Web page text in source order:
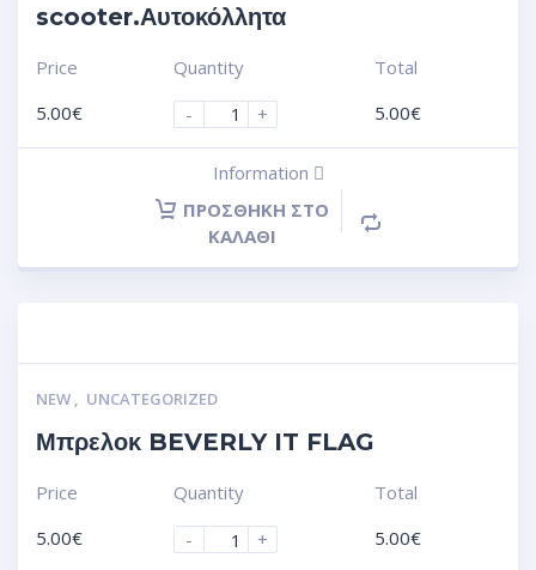
scooter.Αυτοκόλλητα
Price
5.00€
Quantity
-
+
Total
5.00€
Information
ΠΡΟΣΘΉΚΗ ΣΤΟ
ΚΑΛΆΘΙ
NEW , UNCATEGORIZED
Μπρελοκ BEVERLY IT FLAG
Price
5.00€
Quantity
-
+
Total
5.00€